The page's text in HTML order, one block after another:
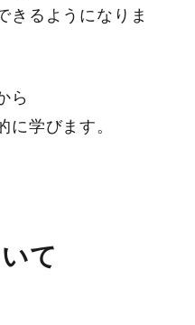
きるようになりま
ら
学びます。
て